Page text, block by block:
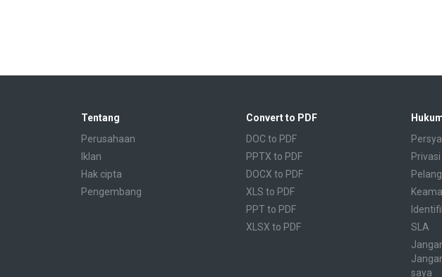
Tentang
Perusahaan
Iklan
Hak cipta
Pengembang
Convert to PDF
DOC to PDF
PPTX to PDF
DOCX to PDF
XLS to PDF
PPT to PDF
XLSX to PDF
Privasi
SLA
saya